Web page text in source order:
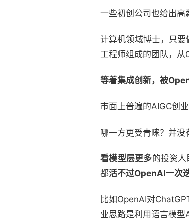
一些初创公司也给出高
计算机领域博士，只
工程师组成的团队，从
等着集成创新，被
市面上普遍的AIGC创业
哪一方更受青睐？并没
看模型层更多的投资
都活不过OpenAI一次
比如OpenAI对
业思路是利用语言模型